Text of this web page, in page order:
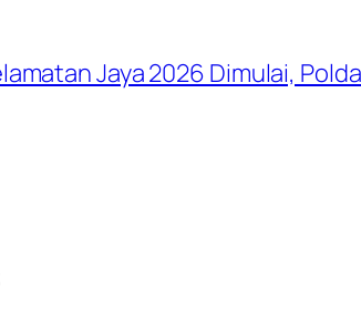
Jaya 2026 Dimulai,